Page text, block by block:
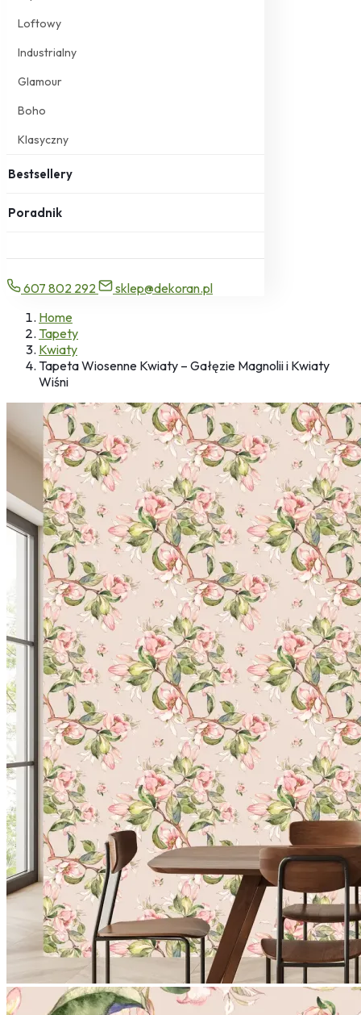
Loftowy
Industrialny
Glamour
Boho
Klasyczny
Bestsellery
Poradnik
607 802 292
sklep@dekoran.pl
Home
Tapety
Kwiaty
Tapeta Wiosenne Kwiaty – Gałęzie Magnolii i Kwiaty
Wiśni